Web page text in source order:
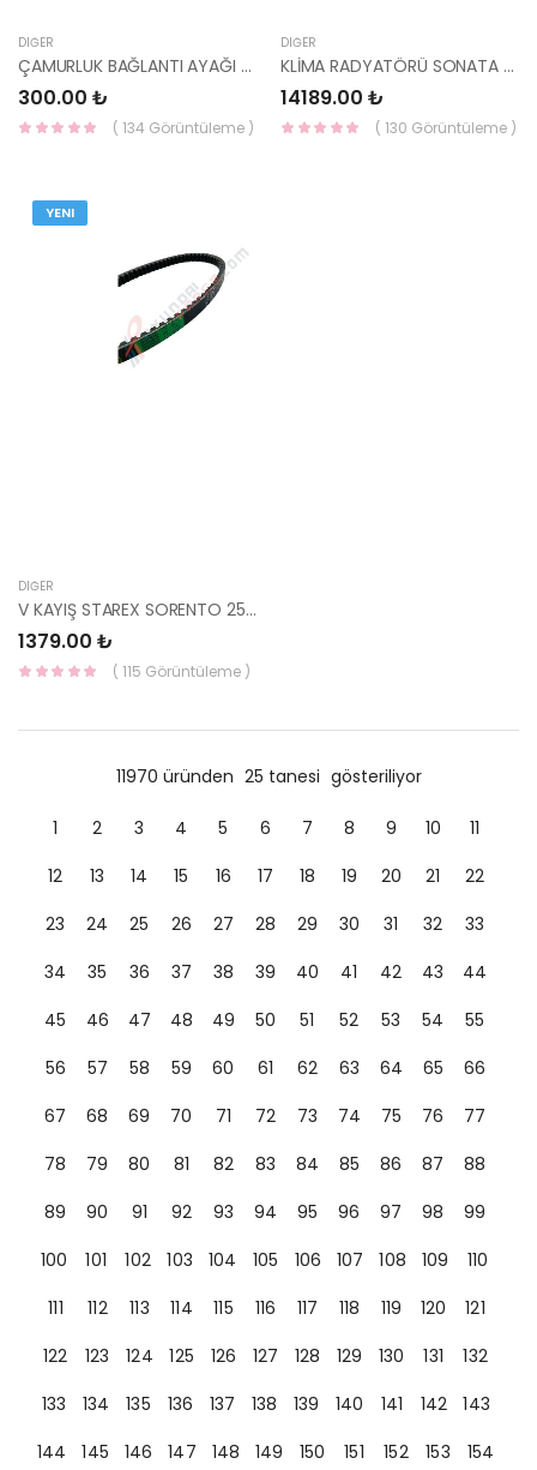
DIĞER
ÇAMURLUK BAĞLANTI AYAĞI SOL İ30 2007-2011 86513-2L000-HMC
300.00 ₺
( 134 Görüntüleme )
DIĞER
KLİMA RADYATÖRÜ SONATA 06- DİZ 97606-3K780-HMC
14189.00 ₺
( 130 Görüntüleme )
YENI
DIĞER
V KAYIŞ STAREX SORENTO 25212-4A001-YS
1379.00 ₺
( 115 Görüntüleme )
11970 üründen 25 tanesi gösteriliyor
1 2 3 4 5 6 7 8 9 10
11
12
13 14 15 16 17 18 19 20 21
22
23
24 25 26 27 28 29 30 31 32
33
34
35 36 37 38 39 40 41 42 43
44
45
46 47 48 49 50 51 52 53 54
55
56
57 58 59 60 61 62 63 64 65
66
67
68 69 70 71 72 73 74 75 76
77
78
79 80 81 82 83 84 85 86 87
88
89
90 91 92 93 94 95 96 97 98
99
100
101 102 103 104 105 106 107 108 109
110
111
112 113 114 115 116 117 118 119 120
121
122
123 124 125 126 127 128 129 130 131
132
133
134 135 136 137 138 139 140 141 142
143
144
145 146 147 148 149 150 151 152 153
154